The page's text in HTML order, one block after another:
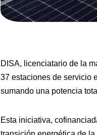
DISA, licenciatario de la
37 estaciones de servicio
sumando una potencia
Esta iniciativa,